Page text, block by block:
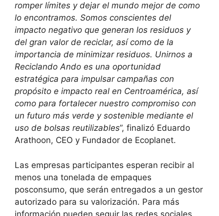
romper límites y dejar el mundo mejor de como
lo encontramos. Somos conscientes del
impacto negativo que generan los residuos y
del gran valor de reciclar, así como de la
importancia de minimizar residuos. Unirnos a
Reciclando Ando es una oportunidad
estratégica para impulsar campañas con
propósito e impacto real en Centroamérica, así
como para fortalecer nuestro compromiso con
un futuro más verde y sostenible mediante el
uso de bolsas reutilizables”, finalizó Eduardo
Arathoon, CEO y Fundador de Ecoplanet.
Las empresas participantes esperan recibir al
menos una tonelada de empaques
posconsumo, que serán entregados a un gestor
autorizado para su valorización. Para más
información pueden seguir las redes sociales